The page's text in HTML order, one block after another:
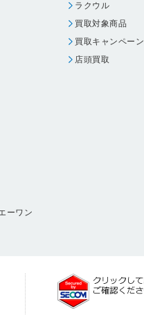
ーワン
ラクウル
買取対象商品
買取キャンペーン
店頭買取